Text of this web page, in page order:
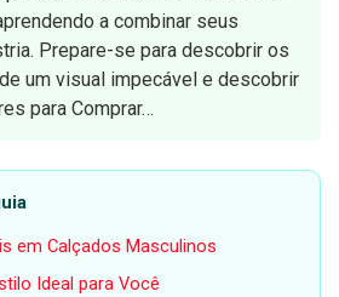
a combinar seus
Prepare-se para descobrir os
um visual impecável e descobrir
para Comprar…
em Calçados Masculinos
Ideal para Você